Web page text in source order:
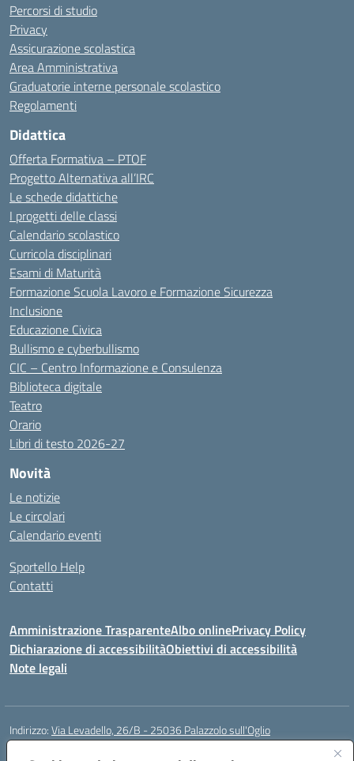
Percorsi di studio
Privacy
Assicurazione scolastica
Area Amministrativa
Graduatorie interne personale scolastico
Regolamenti
Didattica
Offerta Formativa – PTOF
Progetto Alternativa all’IRC
Le schede didattiche
I progetti delle classi
Calendario scolastico
Curricola disciplinari
Esami di Maturità
Formazione Scuola Lavoro e Formazione Sicurezza
Inclusione
Educazione Civica
Bullismo e cyberbullismo
CIC – Centro Informazione e Consulenza
Biblioteca digitale
Teatro
Orario
Libri di testo 2026-27
Novità
Le notizie
Le circolari
Calendario eventi
Sportello Help
Contatti
Amministrazione TrasparenteAlbo onlinePrivacy Policy
Dichiarazione di accessibilitàObiettivi di accessibilità
Note legali
Indirizzo:Via Levadello, 26/B - 25036 Palazzolo sull'Oglio
Centralino: